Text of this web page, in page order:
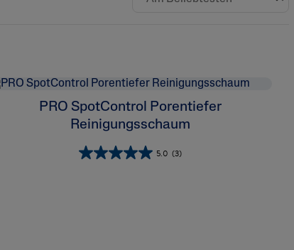
Sheabutter
PRO SpotControl Porentiefer
Reinigungsschaum
5.0 (3)